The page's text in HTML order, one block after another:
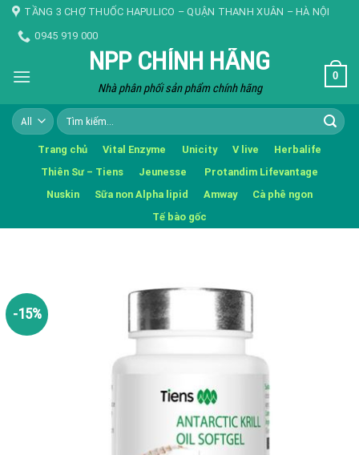
Skip TẦNG 3 CHỢ THUỐC HAPULICO – QUẬN THANH XUÂN – HÀ NỘI
0945 919 000
NPP CHÍNH HÃNG
Nhà phân phối sản phẩm chính hãng
0
Tìm
kiếm:
Trang chủ Vital Enzyme Unicity V live
Herbalife
Thiên Sư – Tiens
Jeunesse
Protandim Lifevantage
Nuskin
Sữa non Alpha lipid Amway
Cà phê ngon
Tế bào gốc
-15%